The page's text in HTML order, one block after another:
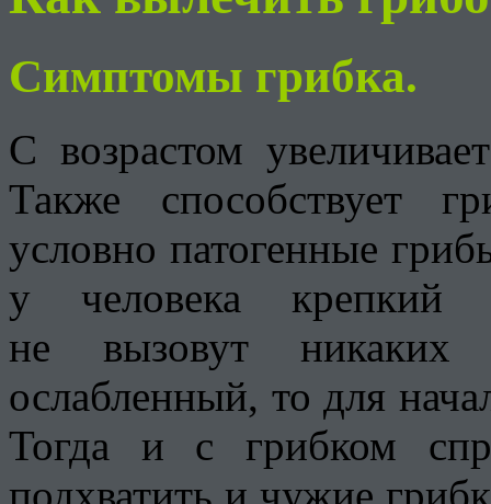
Симптомы грибка.
С возрастом
Также способствует
условно патогенные
у человека
не вызовут
ослабленный, то для
Тогда и с грибком
подхватить и чужие